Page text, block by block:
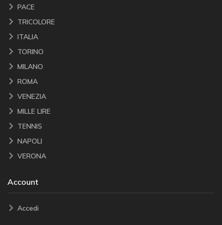
PACE
TRICOLORE
ITALIA
TORINO
MILANO
ROMA
VENEZIA
MILLE LIRE
TENNIS
NAPOLI
VERONA
Account
Accedi